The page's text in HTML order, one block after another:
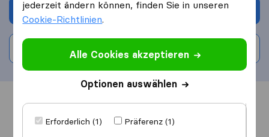
Angebot anfordern
Bewertung schreiben
Übersicht Bewertungen Quellen
jederzeit ändern können, finden Sie in unseren
Cookie-Richtlinien.
Alle Cookies akzeptieren
Optionen auswählen
Erforderlich (1)
Präferenz (1)